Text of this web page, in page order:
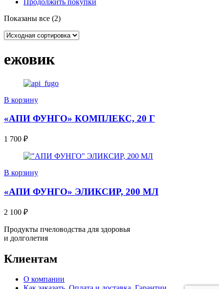
Показаны все (2)
ежовик
В корзину
«АПИ ФУНГО» КОМПЛЕКС, 20 Г
1 700 ₽
В корзину
«АПИ ФУНГО» ЭЛИКСИР, 200 МЛ
2 100 ₽
Продукты пчеловодства для здоровья
и долголетия
Клиентам
О компании